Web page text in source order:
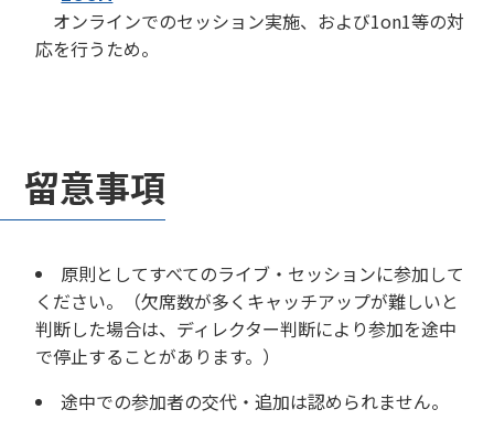
オンラインでのセッション実施、および1on1等の対
応を行うため。
留意事項
原則としてすべてのライブ・セッションに参加して
ください。（欠席数が多くキャッチアップが難しいと
判断した場合は、ディレクター判断により参加を途中
で停止することがあります。）
途中での参加者の交代・追加は認められません。